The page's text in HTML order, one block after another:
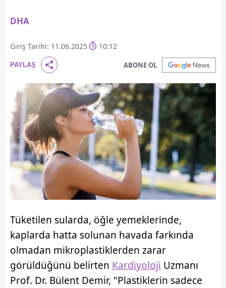
DHA
Giriş Tarihi: 11.06.2025 10:12
PAYLAŞ ABONE OL
Tüketilen sularda, öğle yemeklerinde,
kaplarda hatta solunan havada farkında
olmadan mikroplastiklerden zarar
görüldüğünü belirten Kardiyoloji Uzmanı
Prof. Dr. Bülent Demir, "Plastiklerin sadece